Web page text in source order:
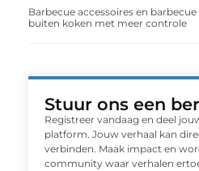
Barbecue accessoires en
buiten koken met meer controle
Stuur ons een
Registreer vandaag en deel
platform. Jouw verhaal kan
verbinden. Maak impact en
community waar verhalen